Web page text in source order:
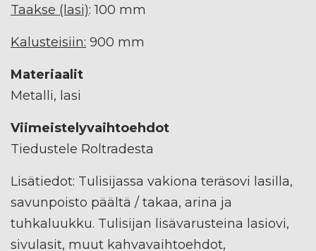
Taakse (lasi): 100 mm
Kalusteisiin: 900 mm
Materiaalit
Metalli, lasi
Viimeistelyvaihtoehdot
Tiedustele Roltradesta
Lisätiedot: Tulisijassa vakiona teräsovi lasilla,
savunpoisto päältä / takaa, arina ja
tuhkaluukku. Tulisijan lisävarusteina lasiovi,
sivulasit, muut kahvavaihtoehdot,